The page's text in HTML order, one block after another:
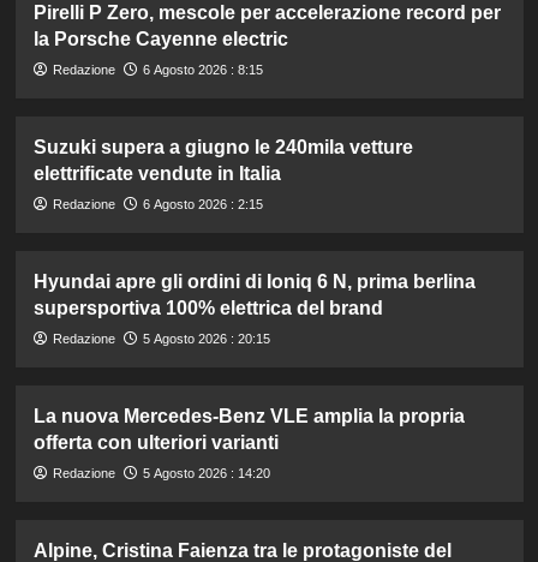
Pirelli P Zero, mescole per accelerazione record per
la Porsche Cayenne electric
Redazione 6 Agosto 2026 : 8:15
Suzuki supera a giugno le 240mila vetture
elettrificate vendute in Italia
Redazione 6 Agosto 2026 : 2:15
Hyundai apre gli ordini di Ioniq 6 N, prima berlina
supersportiva 100% elettrica del brand
Redazione 5 Agosto 2026 : 20:15
La nuova Mercedes-Benz VLE amplia la propria
offerta con ulteriori varianti
Redazione 5 Agosto 2026 : 14:20
Alpine, Cristina Faienza tra le protagoniste del